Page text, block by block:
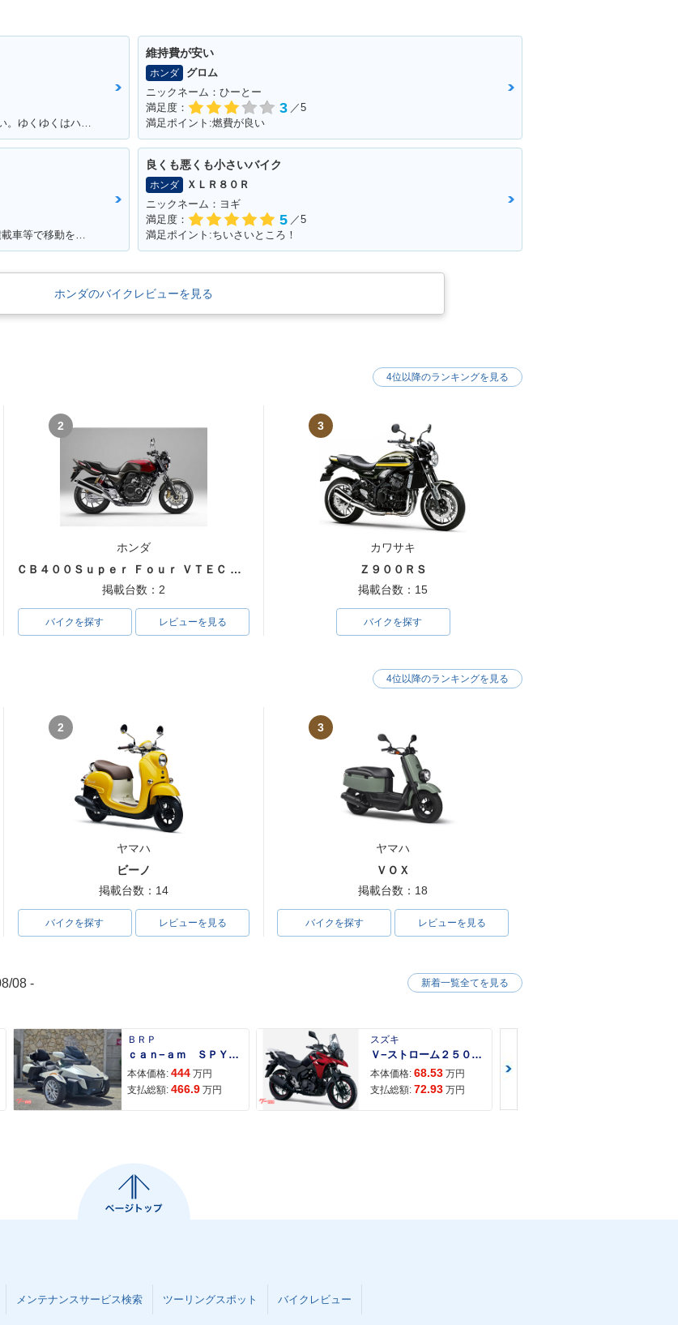
満足ポイント:マフラー音、カラー。 乗って1年くらい。ゆくゆくはハーレーに！通勤で使ってる。 ショック、ハンドル周りをカスタムしていきたい。
維持費が安い
ホンダ
グロム
ニックネーム：ひーとー
満足度：
3 ／5
満足ポイント:燃費が良い
満足ポイント:全部 ※今回のイベントでの撮影は、積載車等で移動をしており、 公道の走行はしておりません。
良くも悪くも小さいバイク
ホンダ
ＸＬＲ８０Ｒ
ニックネーム：ヨギ
満足度：
5 ／5
満足ポイント:ちいさいところ！
ホンダのバイクレビューを見る
2
ホンダ
ＣＢ４００Ｓｕｐｅｒ Ｆｏｕｒ ＶＴＥＣ ＳＰＥＣ３
掲載台数：2
バイクを探す レビューを見る
3
カワサキ
Ｚ９００ＲＳ
掲載台数：15
バイクを探す
4位以降のランキングを見る
2
ヤマハ
ビーノ
掲載台数：14
バイクを探す レビューを見る
3
ヤマハ
ＶＯＸ
掲載台数：18
バイクを探す レビューを見る
4位以降のランキングを見る
08 -
ＢＲＰ
ｃａｎ−ａｍ ＳＰＹＤＥＲ ＲＴ ＬＩＭＩＴＥＤ
本体価格: 444 万円
支払総額: 466.9 万円
スズキ
Ｖ−ストローム２５０ ２６年モデル 水冷２気筒エンジン ＬＥＤヘッドライト標準装備
本体価格: 68.53 万円
支払総額: 72.93 万円
新着一覧全てを見る
メンテナンスサービス検索 ツーリングスポット バイクレビュー